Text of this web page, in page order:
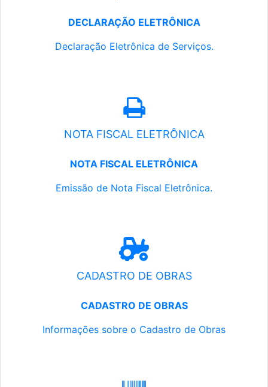
DECLARAÇÃO ELETRÔNICA
Declaração Eletrônica de Serviços.
NOTA FISCAL ELETRÔNICA
NOTA FISCAL ELETRÔNICA
Emissão de Nota Fiscal Eletrônica.
CADASTRO DE OBRAS
CADASTRO DE OBRAS
Informações sobre o Cadastro de Obras